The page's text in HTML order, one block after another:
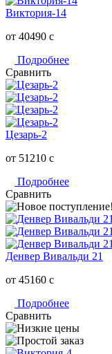
Виктория-14
от 40490 c
Подробнее
Сравнить
Цезарь-2
от 51210 c
Подробнее
Сравнить
Денвер Вивальди 21
от 45160 c
Подробнее
Сравнить